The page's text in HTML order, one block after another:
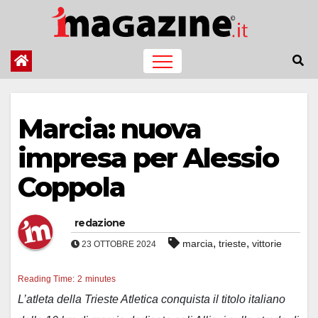
contenuto
Marcia: nuova
impresa per Alessio
Coppola
redazione
23 OTTOBRE 2024 marcia, trieste, vittorie
Reading Time: 2 minutes
L’atleta della Trieste Atletica conquista il titolo italiano